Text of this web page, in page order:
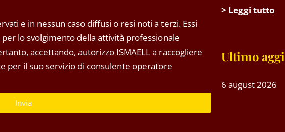
e in nessun caso diffusi o resi noti a terzi. Essi
lo svolgimento della attività professionale
accettando, autorizzo ISMAELL a raccogliere
per il suo servizio di consulente operatore
Invia
> Leggi tutto
Ultimo
6 august 2026